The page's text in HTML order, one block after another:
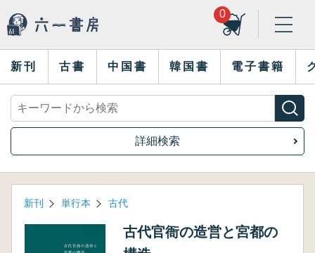
0
新刊 古書 中国書 韓国書 電子書籍
詳細検索
新刊 単行本 古代
古代官衙の造営と宮都の